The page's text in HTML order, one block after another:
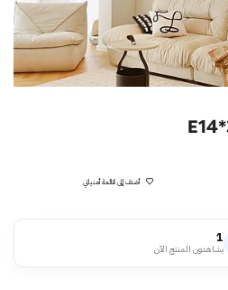
أضف إلى قائمة أمنياتي
1
يشاهدون المنتج الآن